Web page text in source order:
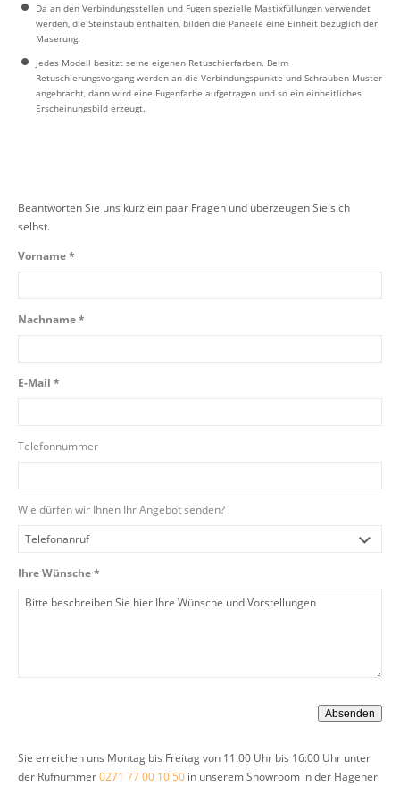
Da an den Verbindungsstellen und Fugen spezielle Mastixfüllungen verwendet
werden, die Steinstaub enthalten, bilden die Paneele eine Einheit bezüglich der
Maserung.
Jedes Modell besitzt seine eigenen Retuschierfarben. Beim
Retuschierungsvorgang werden an die Verbindungspunkte und Schrauben Muster
angebracht, dann wird eine Fugenfarbe aufgetragen und so ein einheitliches
Erscheinungsbild erzeugt.
Beantworten Sie uns kurz ein paar Fragen und überzeugen Sie sich
selbst.
Vorname *
Nachname *
E-Mail *
Telefonnummer
Wie dürfen wir Ihnen Ihr Angebot senden?
Ihre Wünsche *
Sie erreichen uns Montag bis Freitag von 11:00 Uhr bis 16:00 Uhr unter
der Rufnummer0271 77 00 10 50 in unserem Showroom in der Hagener